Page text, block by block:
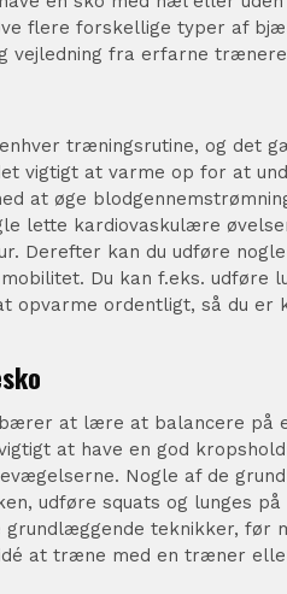
flere forskellige typer af
vejledning fra erfarne
træningsrutine, og det
vigtigt at varme op for at
at øge
lette kardiovaskulære
Derefter kan du udføre
Du kan f.eks. udføre
opvarme ordentligt, så du
at lære at balancere på
at have en god
Nogle af de
udføre squats og lunges
teknikker, før
at træne med en træner